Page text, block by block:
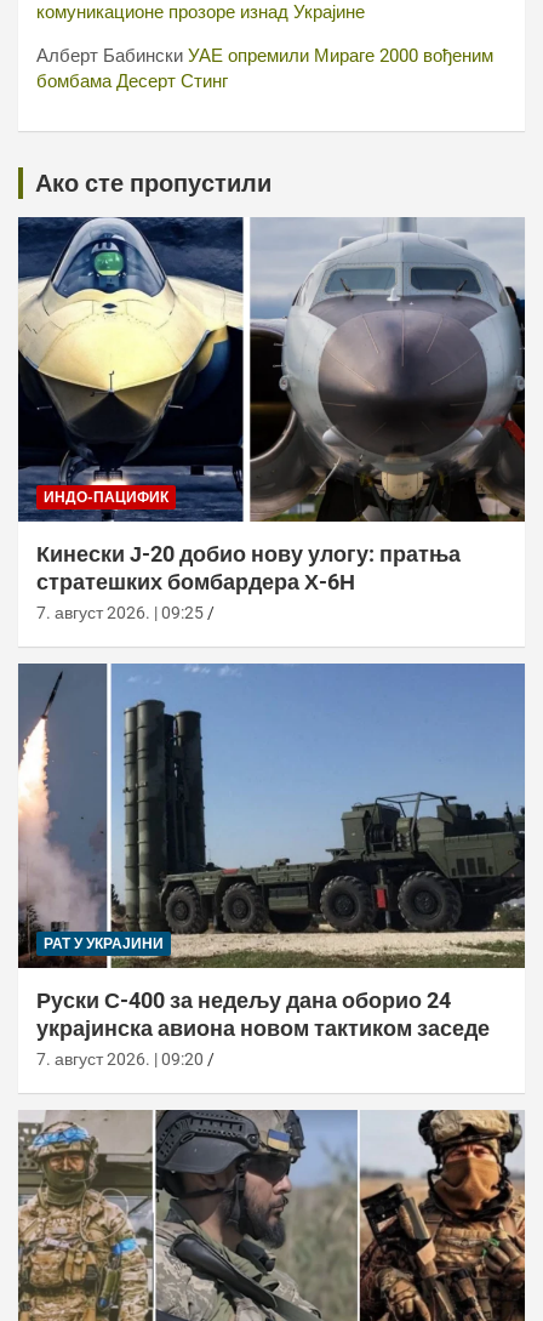
комуникационе прозоре изнад Украјине
Алберт Бабински УАЕ опремили Мираге 2000 вођеним
бомбама Десерт Стинг
Ако сте пропустили
ИНДО-ПАЦИФИК
Кинески Ј-20 добио нову улогу: пратња
стратешких бомбардера Х-6Н
7. август 2026. | 09:25
РАТ У УКРАЈИНИ
Руски С-400 за недељу дана оборио 24
украјинска авиона новом тактиком заседе
7. август 2026. | 09:20